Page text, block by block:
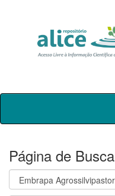
Skip
Página de Busca